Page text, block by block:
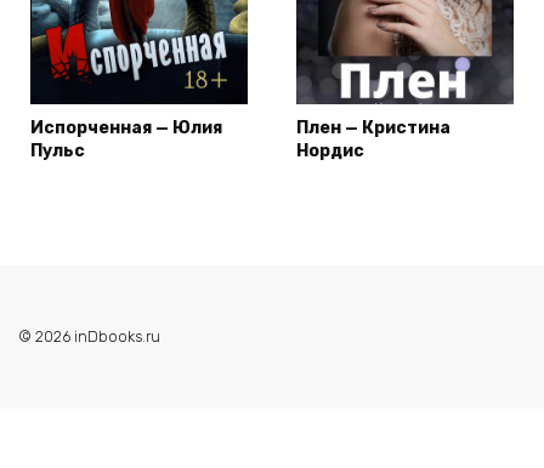
Испорченная — Юлия
Пульс
Плен — Кристина
Нордис
© 2026 inDbooks.ru